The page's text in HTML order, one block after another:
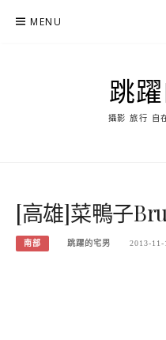
MENU
跳
攝影 旅行 自
[高雄]菜鴨子
南部 跳躍的宅男 2013-11-